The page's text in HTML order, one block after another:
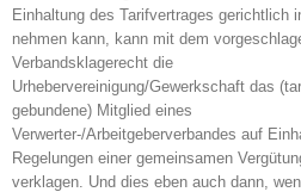
Einhaltung des Tarifvertrages gerichtlich
nehmen kann, kann mit dem
Verbandsklagerecht die
Urhebervereinigung/Gewerkschaft das
gebundene) Mitglied eines
Verwerter-/Arbeitgeberverbandes auf
Regelungen einer gemeinsamen
verklagen. Und dies eben auch dann,